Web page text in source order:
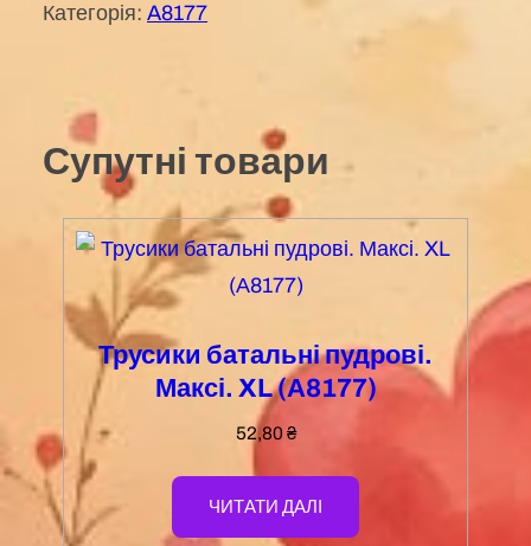
Категорія: A8177
Супутні товари
Трусики батальні пудрові.
Максі. XL (А8177)
52,80 ₴
ЧИТАТИ ДАЛІ